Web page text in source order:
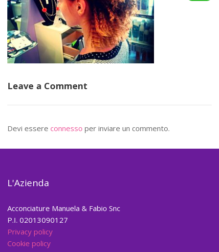
Leave a Comment
Devi essere connesso per inviare un commento.
L'Azienda
Acconciature Manuela & Fabio Snc
P.I. 02013090127
Privacy policy
Cookie policy